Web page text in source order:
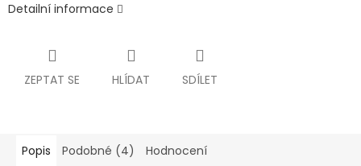
Detailní informace
ZEPTAT SE HLÍDAT SDÍLET
Popis Podobné (4) Hodnocení